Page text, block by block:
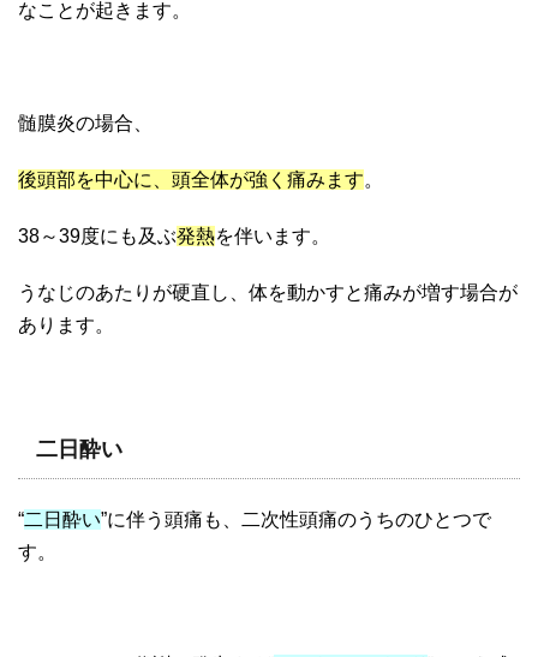
なことが起きます。
髄膜炎の場合、
後頭部を中心に、頭全体が強く痛みます。
38～39度にも及ぶ発熱を伴います。
うなじのあたりが硬直し、体を動かすと痛みが増す場合が
あります。
二日酔い
“二日酔い”に伴う頭痛も、二次性頭痛のうちのひとつで
す。